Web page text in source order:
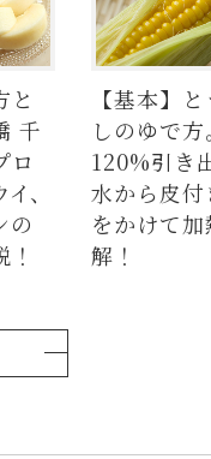
と
千
ロ
、
の
【基本】
しのゆで
120%引き
水から皮
をかけて
解！